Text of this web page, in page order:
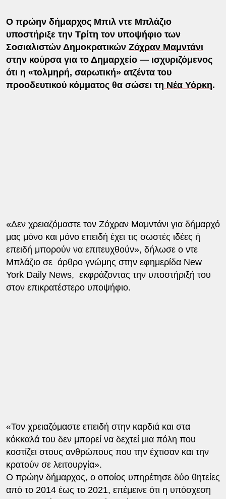
Ο πρώην δήμαρχος Μπιλ ντε Μπλάζιο
υποστήριξε την Τρίτη τον υποψήφιο των
Σοσιαλιστών Δημοκρατικών Ζόχραν Μαμντάνι
στην κούρσα για το Δημαρχείο — ισχυριζόμενος
ότι η «τολμηρή, σαρωτική» ατζέντα του
προοδευτικού κόμματος θα σώσει τη Νέα Υόρκη.
«Δεν χρειαζόμαστε τον Ζόχραν Μαμντάνι για δήμαρχό
μας μόνο και μόνο επειδή έχει τις σωστές ιδέες ή
επειδή μπορούν να επιτευχθούν», δήλωσε ο ντε
Μπλάζιο σε άρθρο γνώμης στην εφημερίδα New
York Daily News, εκφράζοντας την υποστήριξή του
στον επικρατέστερο υποψήφιο.
«Τον χρειαζόμαστε επειδή στην καρδιά και στα
κόκκαλά του δεν μπορεί να δεχτεί μια πόλη που
κοστίζει στους ανθρώπους που την έχτισαν και την
κρατούν σε λειτουργία».
Ο πρώην δήμαρχος, ο οποίος υπηρέτησε δύο θητείες
από το 2014 έως το 2021, επέμεινε ότι η υπόσχεση